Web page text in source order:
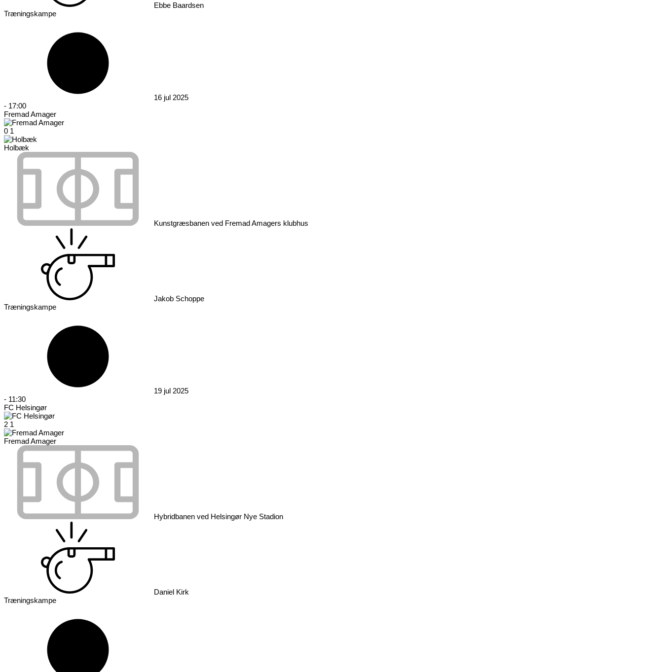
Ebbe Baardsen
Træningskampe
16 jul 2025
- 17:00
Fremad Amager
0 1
Holbæk
Kunstgræsbanen ved Fremad Amagers klubhus
Jakob Schoppe
Træningskampe
19 jul 2025
- 11:30
FC Helsingør
2 1
Fremad Amager
Hybridbanen ved Helsingør Nye Stadion
Daniel Kirk
Træningskampe